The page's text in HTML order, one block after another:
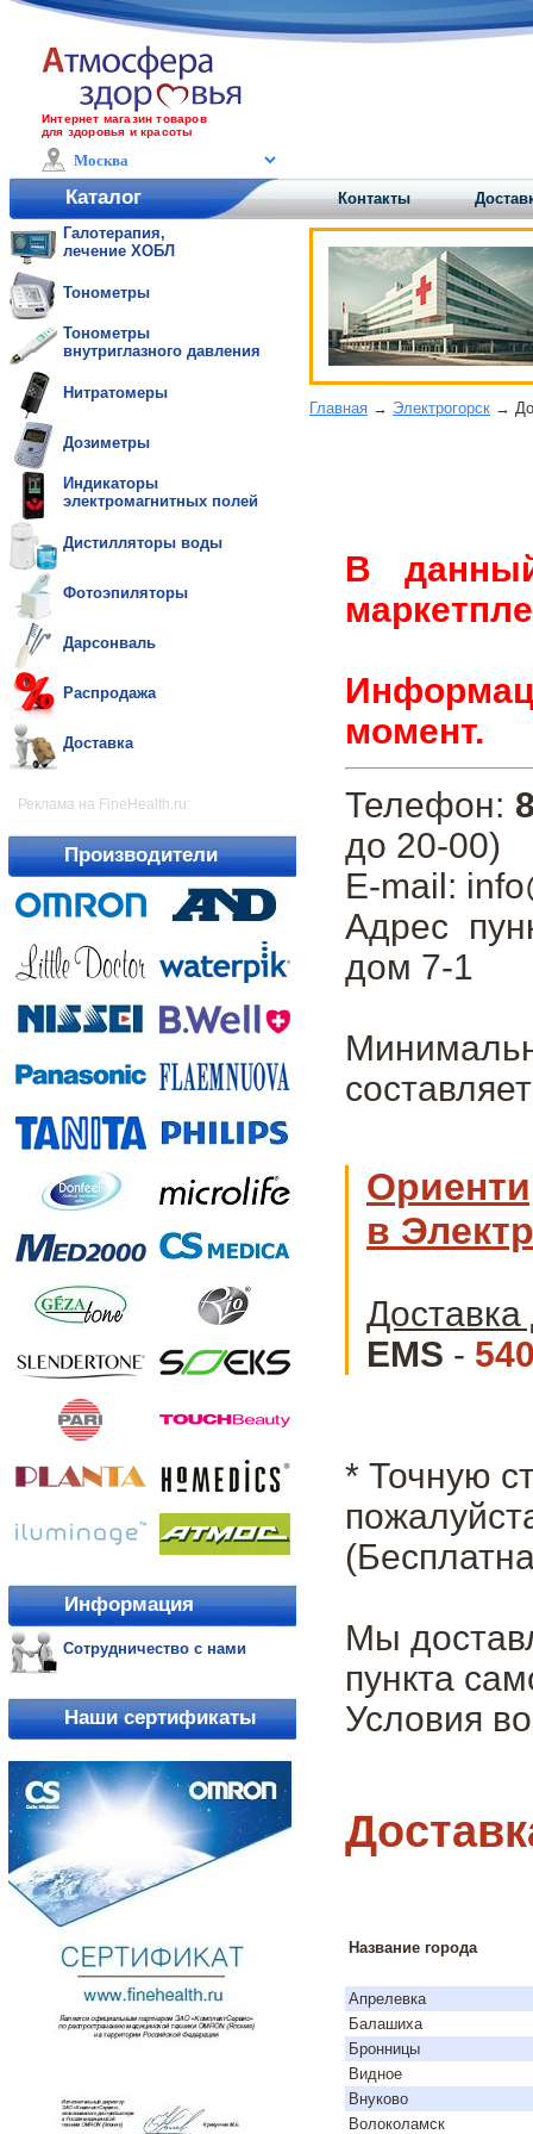
Интернет магазин товаров
для здоровья и красоты
Каталог Контакты
Галотерапия,
лечение ХОБЛ
Тонометры
Тонометры
внутриглазного давления
Нитратомеры
Дозиметры
Индикаторы
электромагнитных полей
Дистилляторы воды
Фотоэпиляторы
Дарсонваль
Распродажа
Доставка
Реклама на FineHealth.ru:
Производители
Информация
Сотрудничество с нами
Наши сертификаты
Главная → Электрогорск →
В
момент.
Телефон:
до 20-00)
E-mail:
Адрес
дом 7-1
в
Доставка
EMS -
* Точную
Мы
пункта
Условия
Название города
Апрелевка
Балашиха
Бронницы
Видное
Внуково
Волоколамск